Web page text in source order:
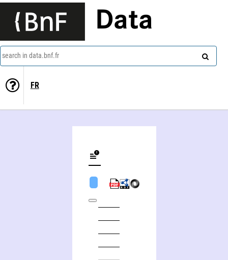
Data
search in data.bnf.fr
FR